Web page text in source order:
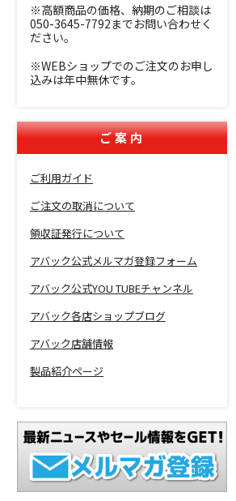
※高額商品の価格、納期のご相談は
050-3645-7792までお問い合わせく
ださい。
※WEBショップでのご注文のお申し
込みは年中無休です。
ご案内
ご利用ガイド
ご注文の取消について
領収証発行について
アバック公式メルマガ登録フォーム
アバック公式YOU TUBEチャンネル
アバック各店ショップブログ
アバック店舗情報
製品紹介ページ